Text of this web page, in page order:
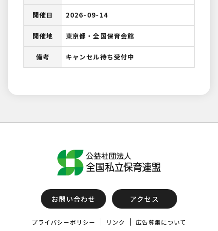
開催日 2026-09-14
開催地 東京都・全国保育会館
備考 キャンセル待ち受付中
お問い合わせ アクセス
プライバシーポリシー リンク 広告募集について